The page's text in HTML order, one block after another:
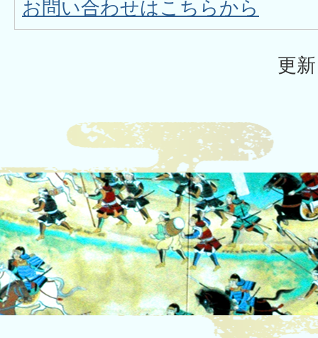
お問い合わせはこちらから
更